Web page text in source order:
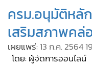
ผู้จัดการรายวัน
• คอลัมนิสต์
• ละคร
CbizReview
ครม.อนุมัติหลั
เสริมสภาพคล่
เผยแพร่: 13 ก.ค. 2564
โดย: ผู้จัดการออนไลน์